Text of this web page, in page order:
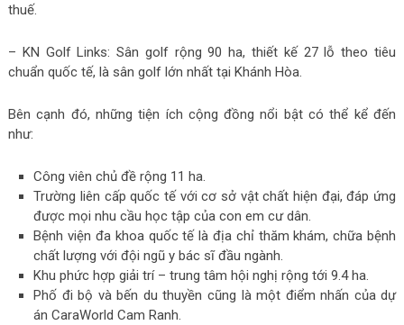
thuế.
– KN Golf Links: Sân golf rộng 90 ha, thiết kế 27 lỗ theo tiêu
chuẩn quốc tế, là sân golf lớn nhất tại Khánh Hòa.
Bên cạnh đó, những tiện ích cộng đồng nổi bật có thể kể đến
như:
Công viên chủ đề rộng 11 ha.
Trường liên cấp quốc tế với cơ sở vật chất hiện đại, đáp ứng
được mọi nhu cầu học tập của con em cư dân.
Bệnh viện đa khoa quốc tế là địa chỉ thăm khám, chữa bệnh
chất lượng với đội ngũ y bác sĩ đầu ngành.
Khu phức hợp giải trí – trung tâm hội nghị rộng tới 9.4 ha.
Phố đi bộ và bến du thuyền cũng là một điểm nhấn của dự
án CaraWorld Cam Ranh.